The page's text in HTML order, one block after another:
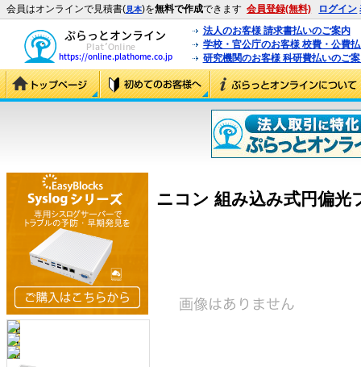
会員はオンラインで見積書(見本)を無料で作成できます 会員登録(無料) ログイン
法人のお客様 請求書払いのご案内
学校・官公庁のお客様 校費・公費
研究機関のお客様 科研費払いのご
ニコン 組み込み式円偏